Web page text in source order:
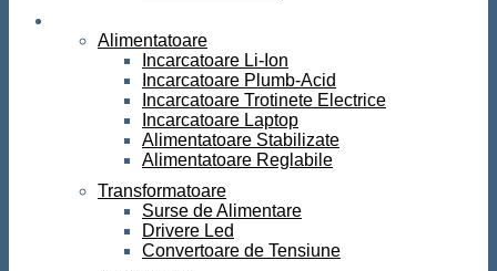
Alimentatoare
Incarcatoare Li-Ion
Incarcatoare Plumb-Acid
Incarcatoare Trotinete Electrice
Incarcatoare Laptop
Alimentatoare Stabilizate
Alimentatoare Reglabile
Transformatoare
Surse de Alimentare
Drivere Led
Convertoare de Tensiune